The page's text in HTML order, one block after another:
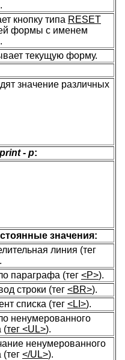
.
кнопку типа RESET
формы с именем
текущую форму.
значение различных
print - p:
значения:
линия (тег
параграфа (тег <P>).
строки (тег <BR>).
списка (тег <LI>).
ненумерованного
(тег <UL>).
ненумерованного
(тег </UL>).